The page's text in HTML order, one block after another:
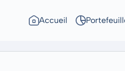
Accueil